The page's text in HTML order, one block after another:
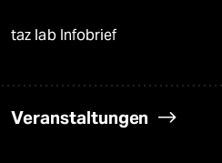
taz lab Infobrief
Veranstaltungen